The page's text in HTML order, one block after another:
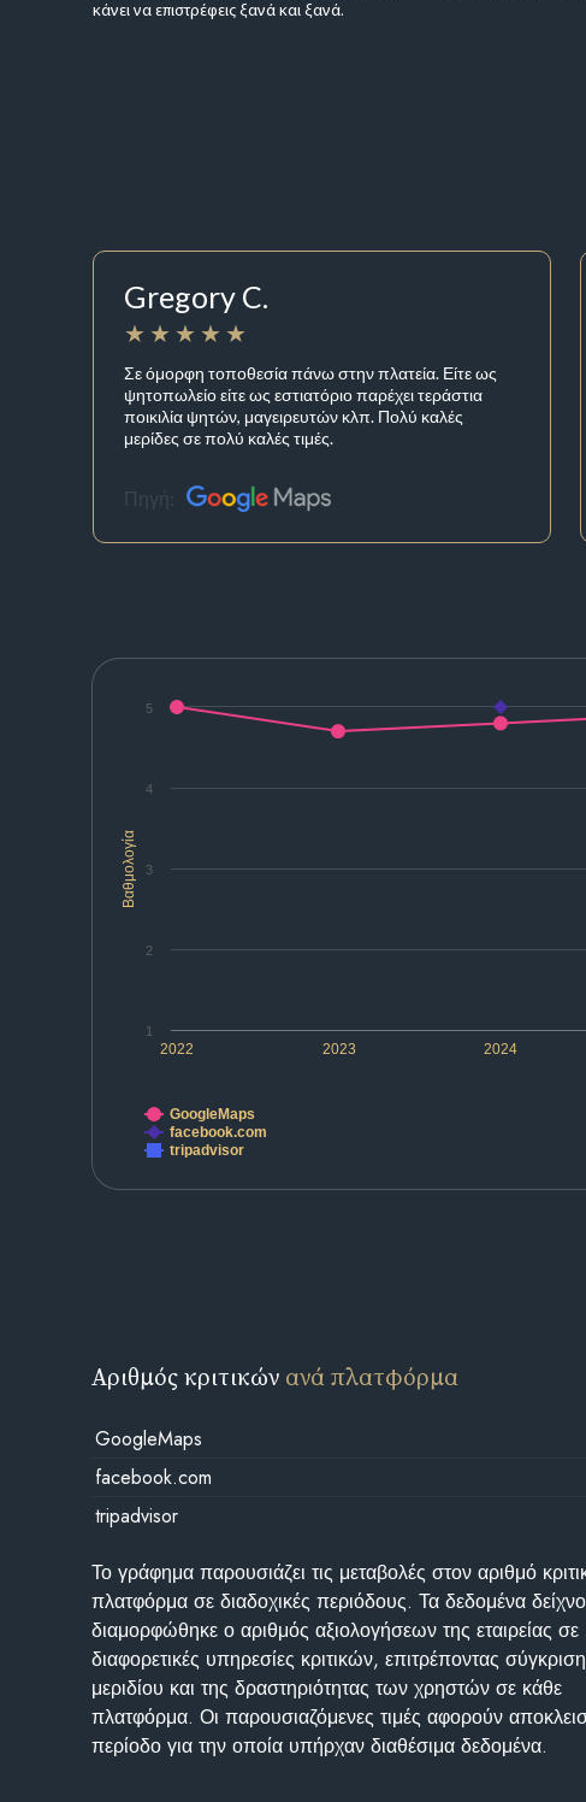
κάνει να επιστρέφεις ξανά και ξανά.
Gregory C.
Σε όμορφη τοποθεσία πάνω στην πλατεία. Είτε ως
ψητοπωλείο είτε ως εστιατόριο παρέχει τεράστια
ποικιλία ψητών, μαγειρευτών κλπ. Πολύ καλές
μερίδες σε πολύ καλές τιμές.
Πηγή:
Βαθμολογία
2022 2023 2024
1
2
3
4
5
GoogleMaps
facebook.com
tripadvisor
Αριθμός κριτικών ανά πλατφόρμα
GoogleMaps
facebook.com
tripadvisor
Το γράφημα παρουσιάζει τις μεταβολές στον αριθμό
πλατφόρμα σε διαδοχικές περιόδους. Τα δεδομένα
διαμορφώθηκε ο αριθμός αξιολογήσεων της εταιρείας σε
διαφορετικές υπηρεσίες κριτικών, επιτρέποντας
μεριδίου και της δραστηριότητας των χρηστών σε κάθε
πλατφόρμα. Οι παρουσιαζόμενες τιμές αφορούν
περίοδο για την οποία υπήρχαν διαθέσιμα δεδομένα.